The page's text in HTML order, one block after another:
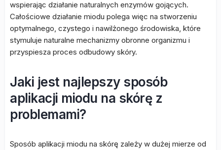
wspierając działanie naturalnych enzymów gojących.
Całościowe działanie miodu polega więc na stworzeniu
optymalnego, czystego i nawilżonego środowiska, które
stymuluje naturalne mechanizmy obronne organizmu i
przyspiesza proces odbudowy skóry.
Jaki jest najlepszy sposób
aplikacji miodu na skórę z
problemami?
Sposób aplikacji miodu na skórę zależy w dużej mierze od